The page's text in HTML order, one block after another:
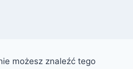
możesz znaleźć tego